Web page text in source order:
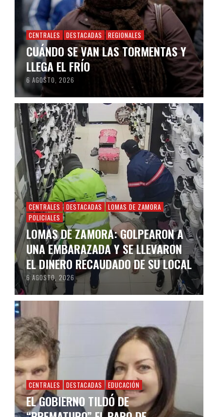
CENTRALES DESTACADAS REGIONALES
CUÁNDO SE VAN LAS TORMENTAS Y
LLEGA EL FRÍO
6 AGOSTO, 2026
CENTRALES DESTACADAS
LOMAS DE ZAMORA
POLICIALES
LOMAS DE ZAMORA: GOLPEARON A
UNA EMBARAZADA Y SE LLEVARON
EL DINERO RECAUDADO DE SU LOCAL
6 AGOSTO, 2026
CENTRALES DESTACADAS EDUCACIÓN
EL GOBIERNO TILDÓ DE